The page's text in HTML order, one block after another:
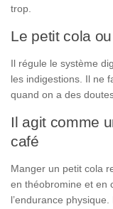
trop.
Le petit cola
Il régule le système
les indigestions. Il ne
quand on a des
Il agit comme
café
Manger un petit cola
en théobromine et en
l’endurance